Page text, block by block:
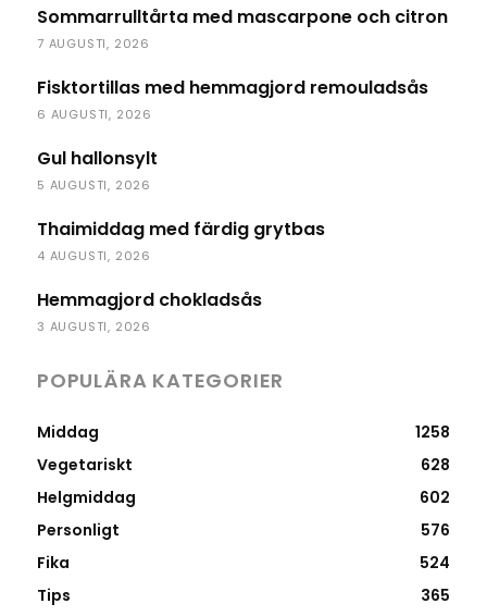
Sommarrulltårta med mascarpone och citron
7 AUGUSTI, 2026
Fisktortillas med hemmagjord remouladsås
6 AUGUSTI, 2026
Gul hallonsylt
5 AUGUSTI, 2026
Thaimiddag med färdig grytbas
4 AUGUSTI, 2026
Hemmagjord chokladsås
3 AUGUSTI, 2026
POPULÄRA KATEGORIER
Middag
1258
Vegetariskt
628
Helgmiddag
602
Personligt
576
Fika
524
Tips
365